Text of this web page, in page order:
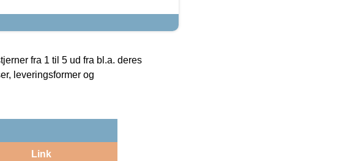
fra 1 til 5 ud fra bl.a. deres
leveringsformer og
Link